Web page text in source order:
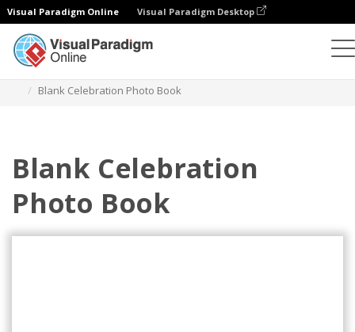
Visual Paradigm Online Visual Paradigm Desktop
Blank Celebration Photo Book
Blank Celebration
Photo Book